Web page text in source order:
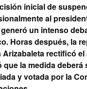
inicial de
al
un intenso
Horas después, la
Arizabaleta rectificó el
que la medida deberá
y votada por la